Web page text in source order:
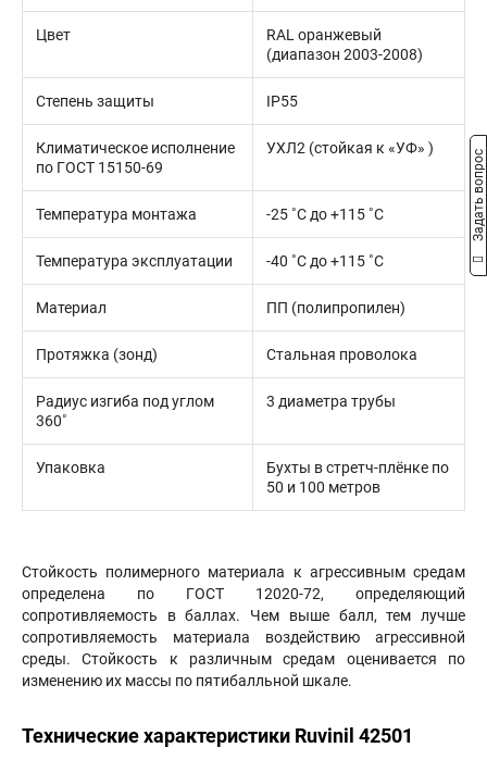
Цвет
RAL оранжевый
(диапазон 2003-2008)
Степень защиты IP55
Климатическое исполнение
по ГОСТ 15150-69
УХЛ2 (стойкая к «УФ» )
Температура монтажа -25 ˚С до +115 ˚С
Температура эксплуатации -40 ˚С до +115 ˚С
Материал ПП (полипропилен)
Протяжка (зонд) Стальная проволока
Радиус изгиба под углом
360˚
3 диаметра трубы
Упаковка
Бухты в стретч-плёнке по
50 и 100 метров
Стойкость полимерного материала к агрессивным средам
определена по ГОСТ 12020-72, определяющий
сопротивляемость в баллах. Чем выше балл, тем лучше
сопротивляемость материала воздействию агрессивной
среды. Стойкость к различным средам оценивается по
изменению их массы по пятибалльной шкале.
Технические характеристики Ruvinil 42501
Задать вопрос